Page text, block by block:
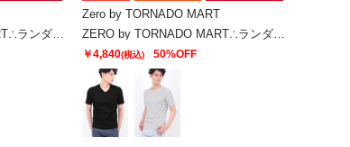
Zero by TORNADO MART
￥4,840(税込) 50%OFF